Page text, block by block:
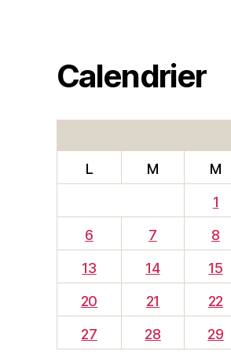
Calendrier
L M M
1
6
7 8
13
14 15
20
21 22
27
28 29